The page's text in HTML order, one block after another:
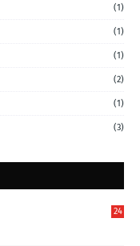
(1)
(1)
(1)
(2)
(1)
(3)
24